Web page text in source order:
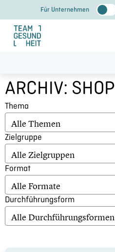
Inhalt
springen
Für Unternehmen
ARCHIV: SHOP
Thema
Alle Themen
Zielgruppe
Alle Zielgruppen
Format
Alle Formate
Durchführungsform
Alle Durchführungsformen